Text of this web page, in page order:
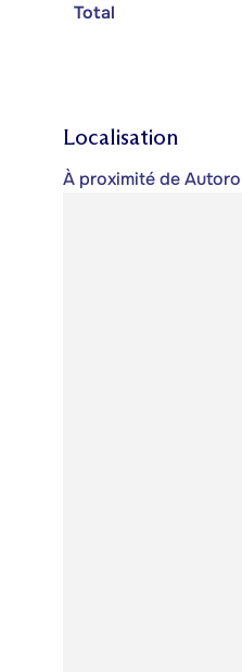
Total
Localisation
À proximité de